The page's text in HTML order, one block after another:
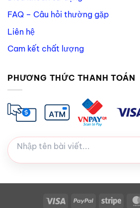
FAQ – Câu hỏi thường gặp
Liên hệ
Cam kết chất lượng
PHƯƠNG THỨC THANH TOÁN
Visa PayPal Stripe